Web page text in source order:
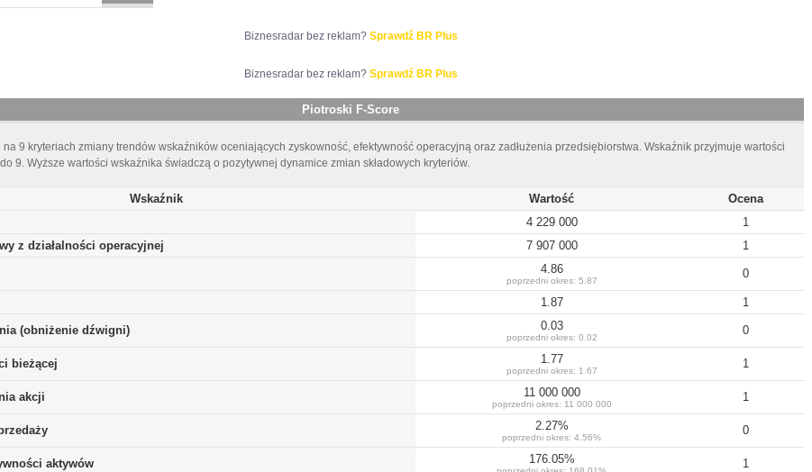
Biznesradar bez reklam? Sprawdź BR Plus
Biznesradar bez reklam? Sprawdź BR Plus
Piotroski F-Score
na 9 kryteriach zmiany trendów wskaźników oceniających zyskowność, efektywność operacyjną oraz zadłużenia przedsiębiorstwa. Wskaźnik przyjmuje wartości
9. Wyższe wartości wskaźnika świadczą o pozytywnej dynamice zmian składowych kryteriów.
Wskaźnik Wartość
Ocena
4 229 000
1
z działalności operacyjnej
7 907 000 1
4.86
poprzedni okres: 5.87
0
1.87 1
(obniżenie dźwigni) 0.03
poprzedni okres: 0.02
0
bieżącej 1.77
poprzedni okres: 1.67
1
akcji 11 000 000
poprzedni okres: 11 000 000
1
2.27%
poprzedni okres: 4.56%
0
aktywów 176.05% 1